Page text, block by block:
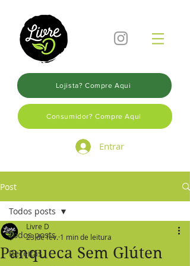
Lojista? Compre Aqui
Consumidor? Compre Aqui
Entrar
Post
Todos posts
Receitas
Todos posts
Panqueca Sem Glúten
Livre D
23 de fev. 1 min de leitura